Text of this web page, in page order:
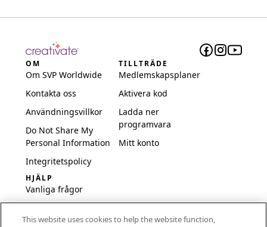
OM
Om SVP Worldwide
Kontakta oss
Användningsvillkor
Do Not Share My
Personal Information
Integritetspolicy
TILLTRÄDE
Medlemskapsplaner
Aktivera kod
Ladda ner
programvara
Mitt konto
HJÄLP
Vanliga frågor
inställningar
This website uses cookies to help the website function,